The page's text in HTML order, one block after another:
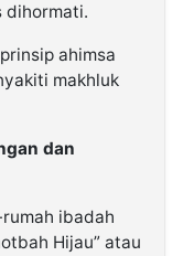
dihormati.
ahimsa
makhluk
dan
ibadah
Hijau” atau